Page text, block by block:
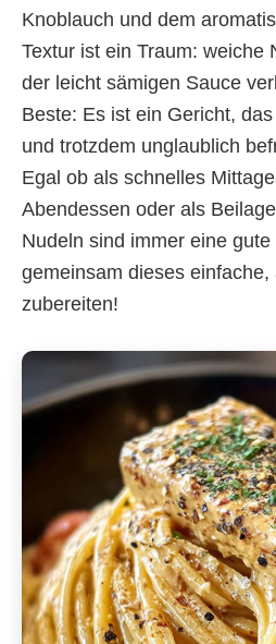
Knoblauch und dem
Textur ist ein Traum: weiche
der leicht sämigen Sauce
Beste: Es ist ein Gericht,
und trotzdem unglaublich
Egal ob als schnelles
Abendessen oder als
Nudeln sind immer eine
gemeinsam dieses
zubereiten!